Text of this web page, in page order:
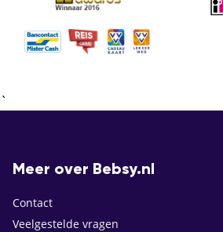
`
Meer over Bebsy.nl
Contact
Veelgestelde vragen